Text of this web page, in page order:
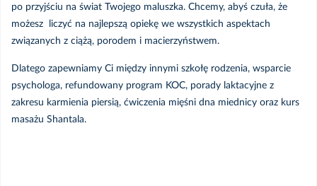
Materiały do pobrania
Kontakt
po przyjściu na świat Twojego maluszka. Chcemy, abyś czuła, że
możesz liczyć na najlepszą opiekę we wszystkich aspektach
związanych z ciążą, porodem i macierzyństwem.
Dlatego zapewniamy Ci między innymi szkołę rodzenia, wsparcie
psychologa, refundowany program KOC, porady laktacyjne z
zakresu karmienia piersią, ćwiczenia mięśni dna miednicy oraz kurs
masażu Shantala.